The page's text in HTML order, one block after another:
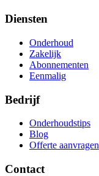
Diensten
Onderhoud
Zakelijk
Abonnementen
Eenmalig
Bedrijf
Onderhoudstips
Blog
Offerte aanvragen
Contact